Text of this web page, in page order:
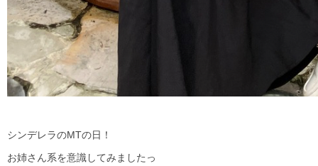
シンデレラのMTの日！
お姉さん系を意識してみましたっ